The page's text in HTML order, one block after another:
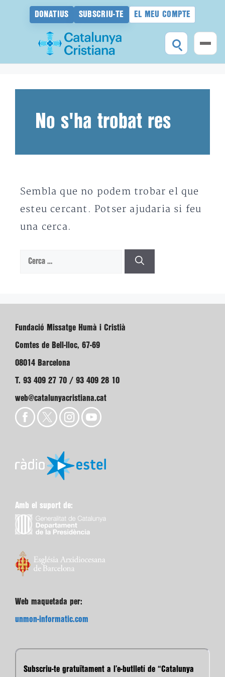
DONATIUS SUBSCRIU-TE EL MEU COMPTE
No s'ha trobat res
Sembla que no podem trobar el que
esteu cercant. Potser ajudaria si feu
una cerca.
Cerca:
Fundació Missatge Humà i Cristià
Comtes de Bell-lloc, 67-69
08014 Barcelona
T. 93 409 27 70 / 93 409 28 10
web@catalunyacristiana.cat
Amb el suport de:
Web maquetada per:
unmon-informatic.com
Subscriu-te gratuïtament a l’e-butlletí de “Catalunya